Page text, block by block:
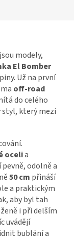
modely,
El Bomber
Už na první
off-road
do celého
styl, který mezi
ocelia
odolně a
50 cm přináší
a praktickým
aby byl tah
i při delším
uvádějí
bublání a